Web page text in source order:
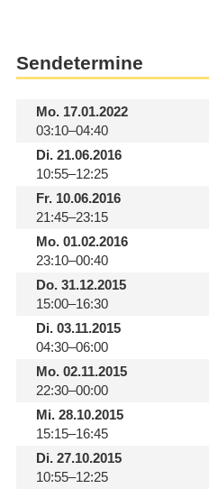
Sendetermine
Mo.17.01.2022
03:10–04:40
Di.21.06.2016
10:55–12:25
Fr.10.06.2016
21:45–23:15
Mo.01.02.2016
23:10–00:40
Do.31.12.2015
15:00–16:30
Di.03.11.2015
04:30–06:00
Mo.02.11.2015
22:30–00:00
Mi.28.10.2015
15:15–16:45
Di.27.10.2015
10:55–12:25